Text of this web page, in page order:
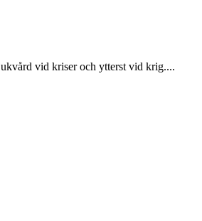
vid kriser och ytterst vid krig....